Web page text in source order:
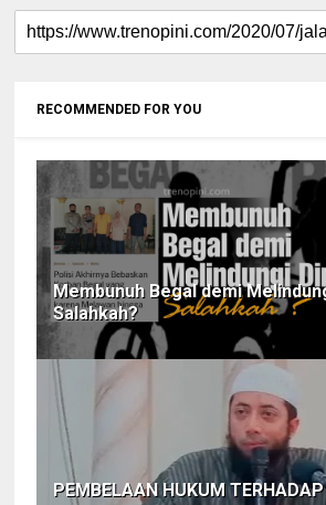
RECOMMENDED FOR YOU
Membunuh Begal demi
Salahkah?
PEMBELAAN HUKUM